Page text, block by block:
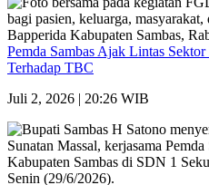
Pemda Sambas Ajak Lintas
Terhadap TBC
Juli 2, 2026 | 20:26 WIB